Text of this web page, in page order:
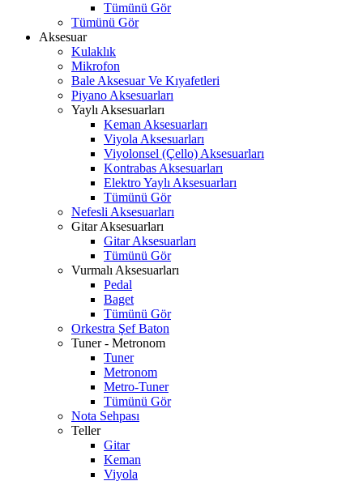
Tümünü Gör
Tümünü Gör
Aksesuar
Kulaklık
Mikrofon
Bale Aksesuar Ve Kıyafetleri
Piyano Aksesuarları
Yaylı Aksesuarları
Keman Aksesuarları
Viyola Aksesuarları
Viyolonsel (Çello) Aksesuarları
Kontrabas Aksesuarları
Elektro Yaylı Aksesuarları
Tümünü Gör
Nefesli Aksesuarları
Gitar Aksesuarları
Gitar Aksesuarları
Tümünü Gör
Vurmalı Aksesuarları
Pedal
Baget
Tümünü Gör
Orkestra Şef Baton
Tuner - Metronom
Tuner
Metronom
Metro-Tuner
Tümünü Gör
Nota Sehpası
Teller
Gitar
Keman
Viyola